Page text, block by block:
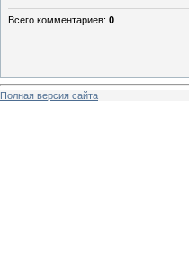
Всего комментариев: 0
Полная версия сайта